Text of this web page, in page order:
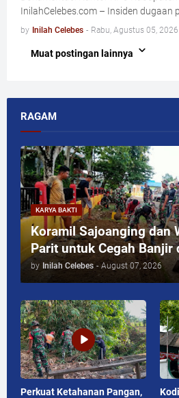
InilahCelebes.com – Insiden dugaan
by Inilah Celebes - Rabu, Agustus 05, 2026
Muat postingan lainnya
RAGAM
KARYA BAKTI
Koramil Sajoanging dan
Parit untuk Cegah Banjir
by Inilah Celebes - August 07, 2026
Perkuat Ketahanan Pangan,